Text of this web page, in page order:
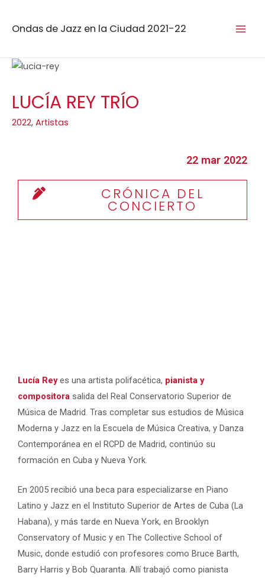
Ondas de Jazz en la Ciudad 2021-22
LUCÍA REY TRÍO
2022, Artistas
22 mar 2022
CRÓNICA DEL
CONCIERTO
Lucía Reyes una artista polifacética, pianista y
compositora salida del Real Conservatorio Superior de
Música de Madrid. Tras completar sus estudios de Música
Moderna y Jazz en la Escuela de Música Creativa, y Danza
Contemporánea en el RCPD de Madrid, continúo su
formación en Cuba y Nueva York.
En 2005 recibió una beca para especializarse en Piano
Latino y Jazz en el Instituto Superior de Artes de Cuba (La
Habana), y más tarde en Nueva York, en Brooklyn
Conservatory of Music y en The Collective School of
Music, donde estudió con profesores como Bruce Barth,
Barry Harris y Bob Quaranta. Allí trabajó como pianista